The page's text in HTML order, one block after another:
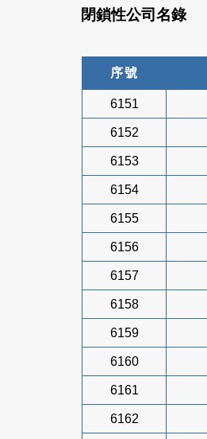
閉鎖性公司名錄
序號
6151
6152
6153
6154
6155
6156
6157
6158
6159
6160
6161
6162